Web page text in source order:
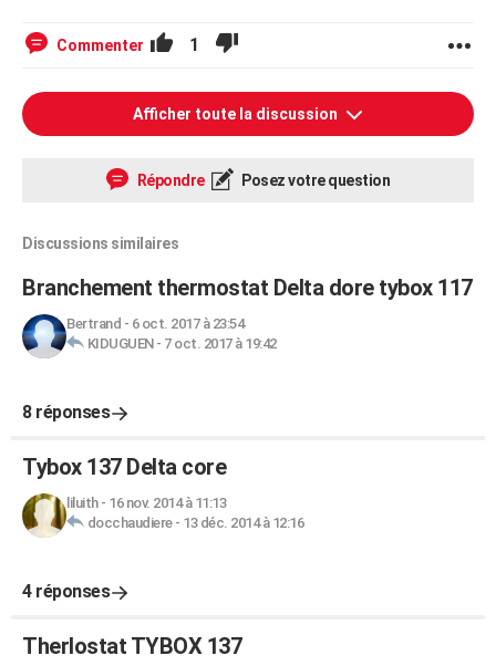
Commenter 1
Afficher toute la discussion
Répondre Posez votre question
Discussions similaires
Branchement thermostat Delta dore tybox 117
Bertrand - 6 oct. 2017 à 23:54
KIDUGUEN- 7 oct. 2017 à 19:42
8 réponses
Tybox 137 Delta core
liluith- 16 nov. 2014 à 11:13
docchaudiere- 13 déc. 2014 à 12:16
4 réponses
Therlostat TYBOX 137